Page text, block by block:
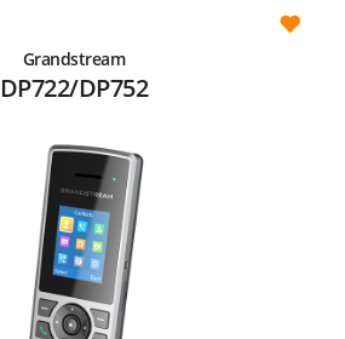
Grandstream
DP722/DP752